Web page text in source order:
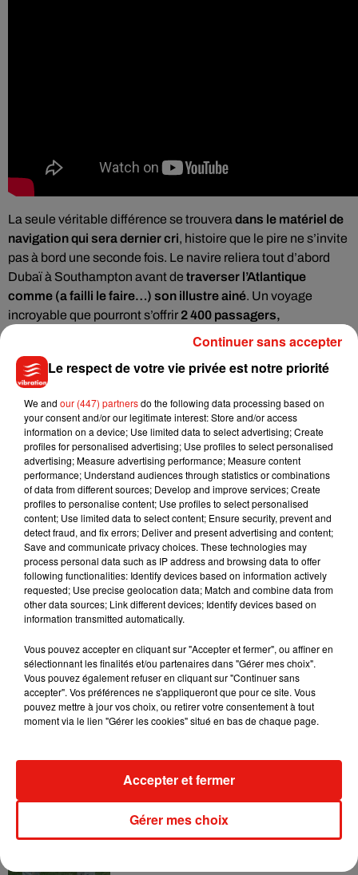
La seule véritable différence se trouvera dans le matériel de
navigation qui sera dernier cri, histoire que le pire ne s’invite
pas à bord une seconde fois. Le navire reliera tout d’abord
Dubaï à Southampton avant de traverser l’Atlantique
comme (a failli le faire…) son illustre ainé. Un voyage
incroyable que pourront s’offrir 2 400 passagers,
accompagnés tout de même de pas moins de 900
membres d’équipage
Deux inconnues subsistent toutefois :le prix des billets et la
présence de Leonardo DiCaprio et Kate Winslet à bord du
voyage inaugural. Croisons les doigts !
Musique
Julien Lieb s’essaye à la vie de chatelain
dans son nouveau clip
Le respect de votre vie privée est notre priorité
We and our (447) partnersdo the following data processing based on
your consent and/or our legitimate interest: Store and/or access
information on a device; Use limited data to select advertising; Create
profiles for personalised advertising; Use profiles to select personalised
advertising; Measure advertising performance; Measure content
performance; Understand audiences through statistics or combinations
of data from different sources; Develop and improve services; Create
profiles to personalise content; Use profiles to select personalised
content; Use limited data to select content; Ensure security, prevent and
detect fraud, and fix errors; Deliver and present advertising and content;
Save and communicate privacy choices. These technologies may
process personal data such as IP address and browsing data to offer
following functionalities: Identify devices based on information actively
requested; Use precise geolocation data; Match and combine data from
other data sources; Link different devices; Identify devices based on
information transmitted automatically.
Vous pouvez accepter en cliquant sur "Accepter et fermer", ou affiner en
sélectionnant les finalités et/ou partenaires dans "Gérer mes choix".
Vous pouvez également refuser en cliquant sur "Continuer sans
accepter". Vos préférences ne s'appliqueront que pour ce site. Vous
pouvez mettre à jour vos choix, ou retirer votre consentement à tout
moment via le lien "Gérer les cookies" situé en bas de chaque page.
Gérer mes choix
Accepter et fermer
Continuer sans accepter